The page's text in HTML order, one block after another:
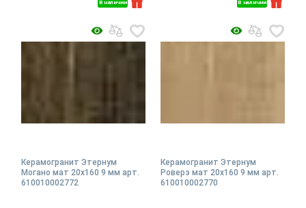
В наличии В наличии
Керамогранит Этернум
Могано мат 20x160 9 мм арт.
610010002772
Керамогранит Этернум
Роверэ мат 20x160 9 мм арт.
610010002770